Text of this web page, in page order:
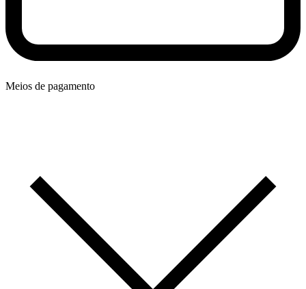
Meios de pagamento